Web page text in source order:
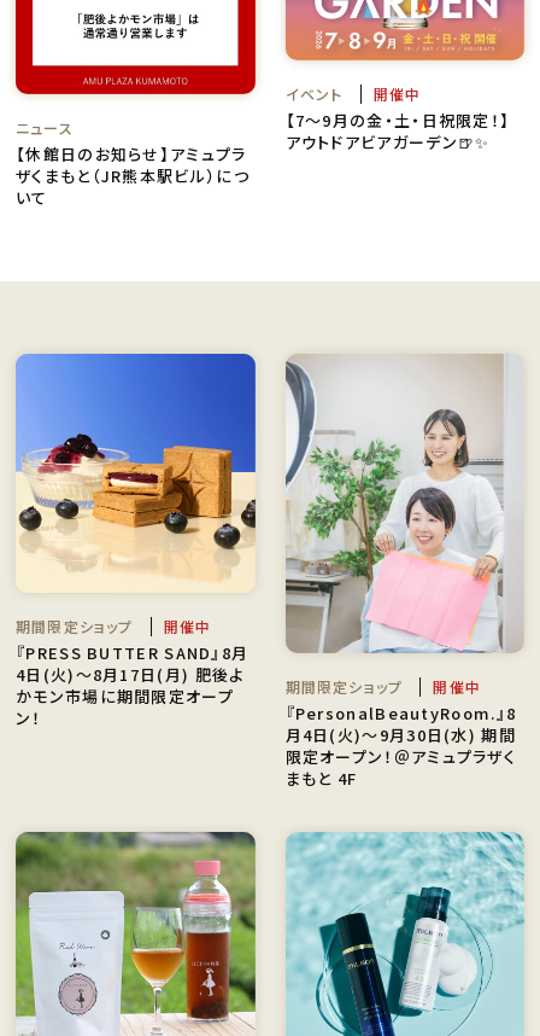
ニュース
【休館日のお知らせ】アミュプラ
ザくまもと（JR熊本駅ビル）につ
いて
イベント 開催中
【7～9月の金・土・日祝限定！】
アウトドアビアガーデン🍺✨
期間限定ショップ 開催中
『PRESS BUTTER SAND』8月
4日(火)〜8月17日(月) 肥後よ
かモン市場に期間限定オープ
ン！
期間限定ショップ 開催中
『PersonalBeautyRoom.』8
月4日(火)〜9月30日(水) 期間
限定オープン！＠アミュプラザく
まもと 4F